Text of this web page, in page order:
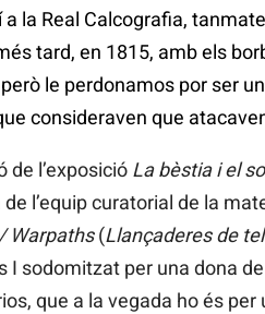
la Real Calcografia,
tard, en 1815, amb els
le perdonamos por ser
consideraven que
de l’exposició La bèstia i el
l’equip curatorial de la
Warpaths(Llançaderes de
I sodomitzat per una dona
que a la vegada ho és